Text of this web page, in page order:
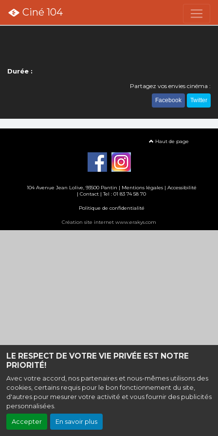
LE RESPECT DE VOTRE VIE PRIVÉE EST NOTRE
PRIORITÉ!
Avec votre accord, nos partenaires et nous-mêmes utilisons des
cookies, certains requis pour le bon fonctionnement du site,
d'autres pour mesurer votre activité et vous fournir des publicités
personnalisées.
Accepter En savoir plus
Ciné 104
Durée :
Partagez vos envies cinéma :
Facebook Twitter
Haut de page
104 Avenue Jean Lolive, 93500 Pantin | Mentions légales| Accessibilité
| Contact | Tel : 01 83 74 58 70
Politique de confidentialité
Création site internet www.erakys.com